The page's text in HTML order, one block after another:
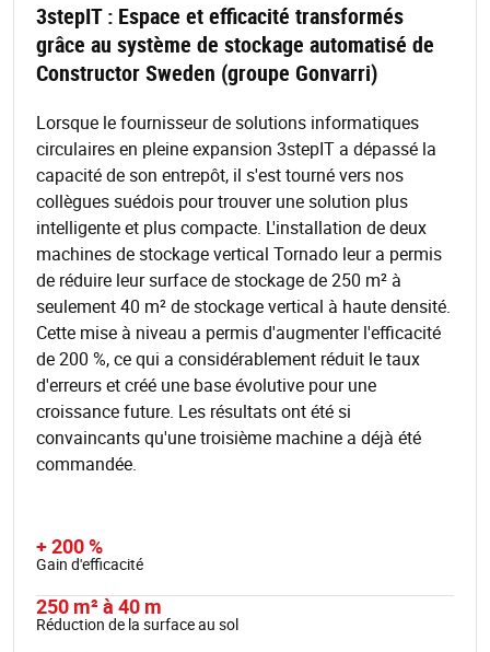
3stepIT : Espace et efficacité transformés
grâce au système de stockage automatisé de
Constructor Sweden (groupe Gonvarri)
Lorsque le fournisseur de solutions informatiques
circulaires en pleine expansion 3stepIT a dépassé la
capacité de son entrepôt, il s'est tourné vers nos
collègues suédois pour trouver une solution plus
intelligente et plus compacte. L'installation de deux
machines de stockage vertical Tornado leur a permis
de réduire leur surface de stockage de 250 m² à
seulement 40 m² de stockage vertical à haute densité.
Cette mise à niveau a permis d'augmenter l'efficacité
de 200 %, ce qui a considérablement réduit le taux
d'erreurs et créé une base évolutive pour une
croissance future. Les résultats ont été si
convaincants qu'une troisième machine a déjà été
commandée.
+ 200 %
Gain d'efficacité
250 m² à 40 m
Réduction de la surface au sol